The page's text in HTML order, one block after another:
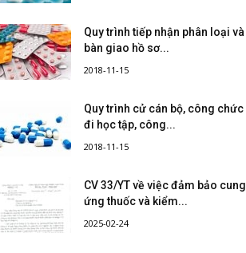
Quy trình tiếp nhận phân loại và
bàn giao hồ sơ...
2018-11-15
Quy trình cử cán bộ, công chức
đi học tập, công...
2018-11-15
CV 33/YT về việc đảm bảo cung
ứng thuốc và kiểm...
2025-02-24